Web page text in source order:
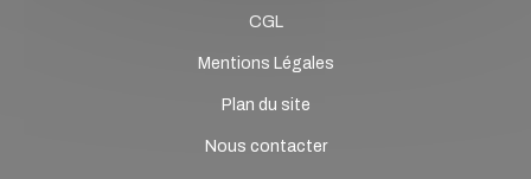
CGL
Mentions Légales
Plan du site
Nous contacter